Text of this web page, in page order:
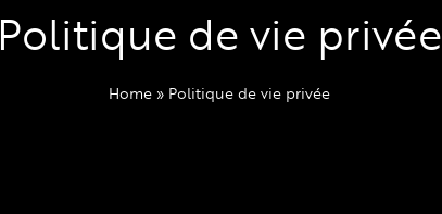
Politique de vie privée
Home » Politique de vie privée